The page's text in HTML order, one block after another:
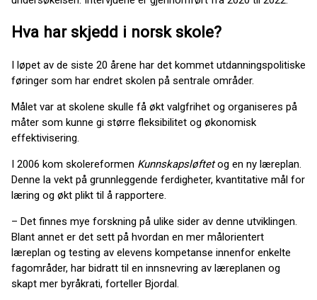
Hva har skjedd i norsk skole?
I løpet av de siste 20 årene har det kommet utdanningspolitiske
føringer som har endret skolen på sentrale områder.
Målet var at skolene skulle få økt valgfrihet og organiseres på
måter som kunne gi større fleksibilitet og økonomisk
effektivisering.
I 2006 kom skolereformen Kunnskapsløftetog en ny læreplan.
Denne la vekt på grunnleggende ferdigheter, kvantitative mål for
læring og økt plikt til å rapportere.
– Det finnes mye forskning på ulike sider av denne utviklingen.
Blant annet er det sett på hvordan en mer målorientert
læreplan og testing av elevens kompetanse innenfor enkelte
fagområder, har bidratt til en innsnevring av læreplanen og
skapt mer byråkrati, forteller Bjordal.